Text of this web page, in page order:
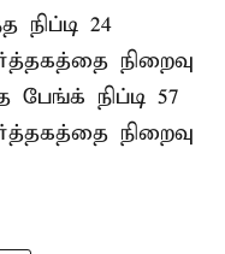
நிப்டி 24
நிறைவு
பேங்க் நிப்டி 57
நிறைவு